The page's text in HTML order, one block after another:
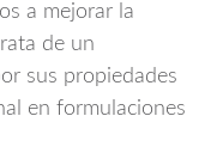
a mejorar la
de un
sus propiedades
en formulaciones